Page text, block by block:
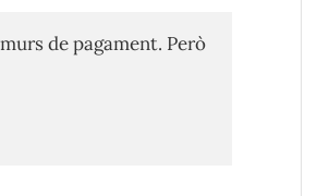
de pagament. Però